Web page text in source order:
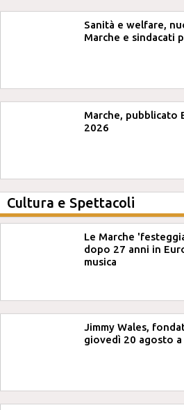
Sanità e welfare,
Marche e sindacati
Marche, pubblicato
2026
Cultura e Spettacoli
Le Marche
dopo 27 anni in
musica
Jimmy Wales,
giovedì 20 agosto a